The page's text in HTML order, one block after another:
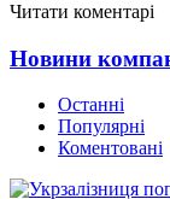
Читати коментарі
Новини
Останні
Популярні
Коментовані